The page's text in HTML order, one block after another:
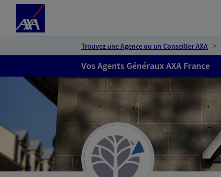
Trouvez une Agence ou un Conseiller AXA
Vos Agents Généraux AXA France